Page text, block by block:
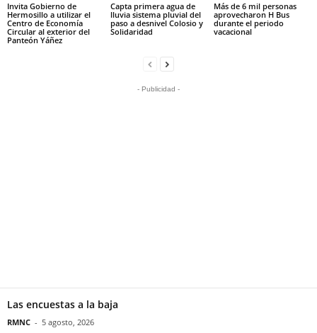
Invita Gobierno de
Hermosillo a utilizar el
Centro de Economía
Circular al exterior del
Panteón Yáñez
Capta primera agua de
lluvia sistema pluvial del
paso a desnivel Colosio y
Solidaridad
Más de 6 mil personas
aprovecharon H Bus
durante el periodo
vacacional
- Publicidad -
Las encuestas a la baja
RMNC - 5 agosto, 2026